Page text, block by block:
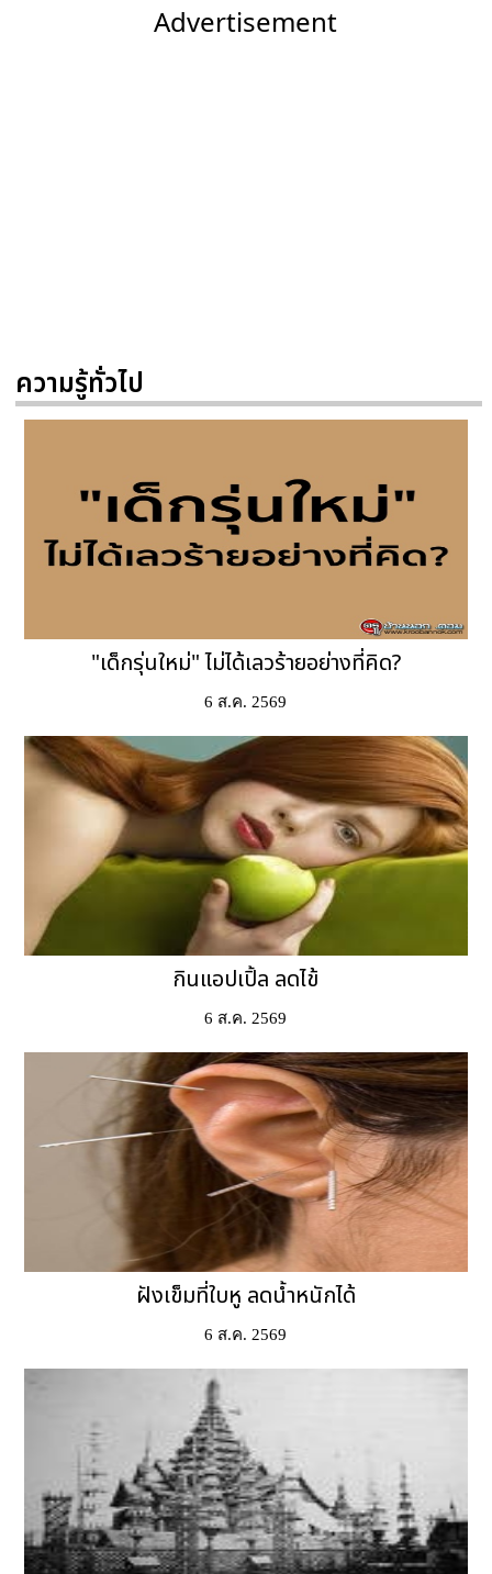
Advertisement
ความรู้ทั่วไป
"เด็กรุ่นใหม่" ไม่ได้เลวร้ายอย่างที่คิด?
6 ส.ค. 2569
กินแอปเปิ้ล ลดไข้
6 ส.ค. 2569
ฝังเข็มที่ใบหู ลดน้ำหนักได้
6 ส.ค. 2569